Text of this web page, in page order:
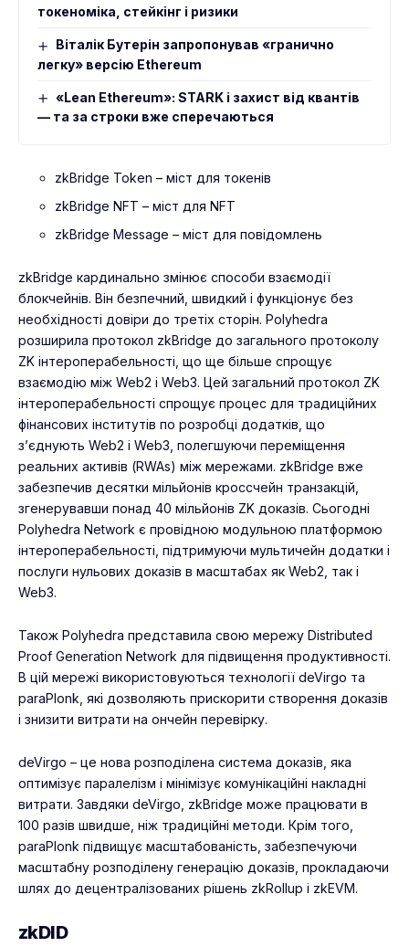
токеноміка, стейкінг і ризики
Віталік Бутерін запропонував «гранично
легку» версію Ethereum
«Lean Ethereum»: STARK і захист від квантів
— та за строки вже сперечаються
zkBridge Token – міст для токенів
zkBridge NFT – міст для NFT
zkBridge Message – міст для повідомлень
zkBridge кардинально змінює способи взаємодії
блокчейнів. Він безпечний, швидкий і функціонує без
необхідності довіри до третіх сторін. Polyhedra
розширила протокол zkBridge до загального протоколу
ZK інтероперабельності, що ще більше спрощує
взаємодію між Web2 і Web3. Цей загальний протокол ZK
інтероперабельності спрощує процес для традиційних
фінансових інститутів по розробці додатків, що
з’єднують Web2 і Web3, полегшуючи переміщення
реальних активів (RWAs) між мережами. zkBridge вже
забезпечив десятки мільйонів кроссчейн транзакцій,
згенерувавши понад 40 мільйонів ZK доказів. Сьогодні
Polyhedra Network є провідною модульною платформою
інтероперабельності, підтримуючи мультичейн додатки і
послуги нульових доказів в масштабах як Web2, так і
Web3.
Також Polyhedra представила свою мережу Distributed
Proof Generation Network для підвищення продуктивності.
В цій мережі використовуються технології deVirgo та
paraPlonk, які дозволяють прискорити створення доказів
і знизити витрати на ончейн перевірку.
deVirgo – це нова розподілена система доказів, яка
оптимізує паралелізм і мінімізує комунікаційні накладні
витрати. Завдяки deVirgo, zkBridge може працювати в
100 разів швидше, ніж традиційні методи. Крім того,
paraPlonk підвищує масштабованість, забезпечуючи
масштабну розподілену генерацію доказів, прокладаючи
шлях до децентралізованих рішень zkRollup і zkEVM.
zkDID